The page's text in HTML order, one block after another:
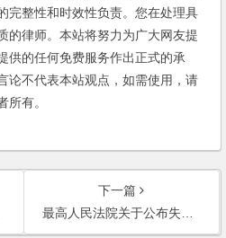
完整性和时效性负责。您在处理具
的律师。本站将努力为广大网友提
供的任何免费服务作出正式的承
论不代表本站观点，如需使用，请
所有。
下一篇
最高人民法院关于公布失信被执行人名单信息的若干规定